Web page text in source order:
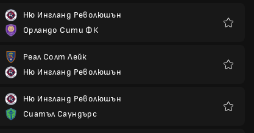
Ню Ингланд Революшън
Орландо Сити ФК
Реал Солт Лейк
Ню Ингланд Революшън
Ню Ингланд Революшън
Сиатъл Саундърс